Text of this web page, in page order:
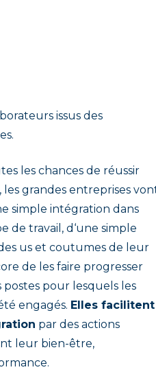
issus des
les chances de réussir
les grandes entreprises
simple intégration dans
de travail, d ‘une simple
us et coutumes de leur
de les faire progresser
pour lesquels les
engagés. Elles facilitent
par des actions
leur bien-être,